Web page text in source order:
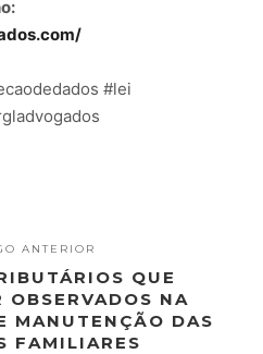
#lei
ANTERIOR
QUE
OBSERVADOS NA
MANUTENÇÃO DAS
FAMILIARES